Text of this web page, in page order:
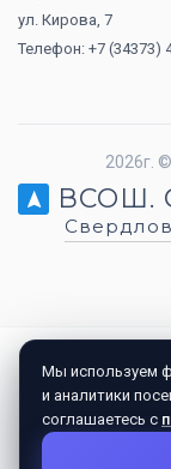
ул. Кирова, 7
Телефон: +7 (34373)
2026г. ©
ВСОШ.
Мы используем
и аналитики
соглашаетесь с